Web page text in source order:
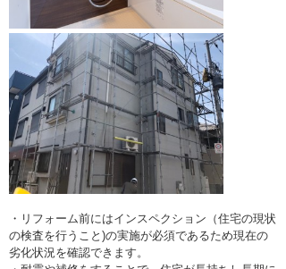
・リフォーム前にはインスペクション（住宅の現状
の検査を行うこと)の実施が必須であるため現在の
劣化状況を確認できます。